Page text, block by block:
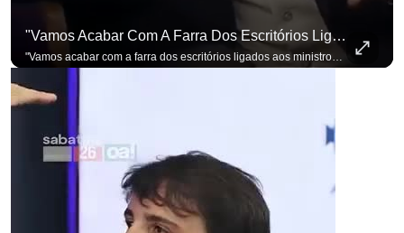
"Vamos Acabar Com A Farra Dos Escritórios Ligados Aos Ministros Do STF"